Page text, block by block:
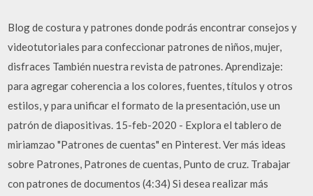
Blog de costura y patrones donde podrás encontrar consejos y
videotutoriales para confeccionar patrones de niños, mujer,
disfraces También nuestra revista de patrones. Aprendizaje:
para agregar coherencia a los colores, fuentes, títulos y otros
estilos, y para unificar el formato de la presentación, use un
patrón de diapositivas. 15-feb-2020 - Explora el tablero de
miriamzao "Patrones de cuentas" en Pinterest. Ver más ideas
sobre Patrones, Patrones de cuentas, Punto de cruz. Trabajar
con patrones de documentos (4:34) Si desea realizar más